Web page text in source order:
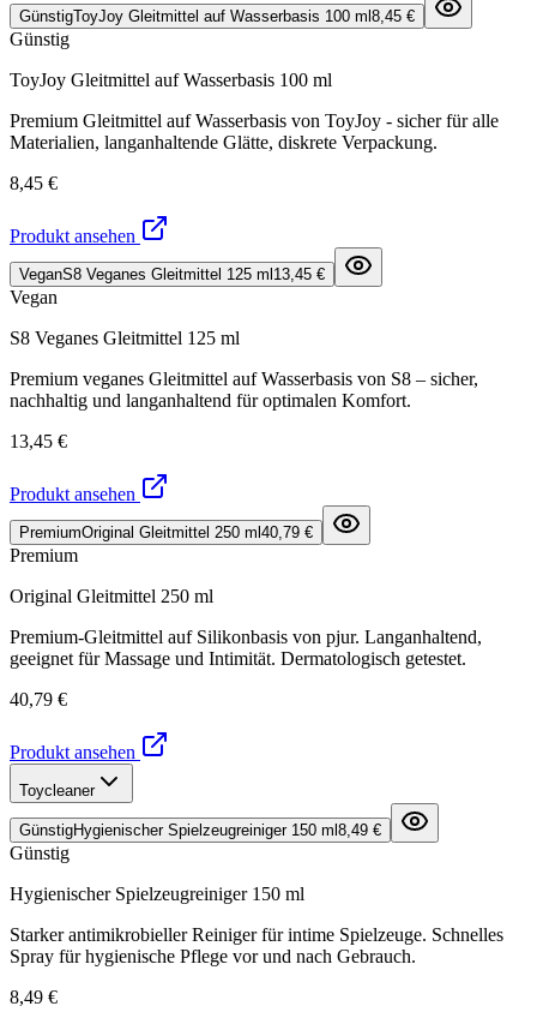
GünstigToyJoy Gleitmittel auf Wasserbasis 100 ml 8,45 €
Günstig
ToyJoy Gleitmittel auf Wasserbasis 100 ml
Premium Gleitmittel auf Wasserbasis von ToyJoy - sicher für alle
Materialien, langanhaltende Glätte, diskrete Verpackung.
8,45 €
Produkt ansehen
VeganS8 Veganes Gleitmittel 125 ml 13,45 €
Vegan
S8 Veganes Gleitmittel 125 ml
Premium veganes Gleitmittel auf Wasserbasis von S8 – sicher,
nachhaltig und langanhaltend für optimalen Komfort.
13,45 €
Produkt ansehen
PremiumOriginal Gleitmittel 250 ml 40,79 €
Premium
Original Gleitmittel 250 ml
Premium-Gleitmittel auf Silikonbasis von pjur. Langanhaltend,
geeignet für Massage und Intimität. Dermatologisch getestet.
40,79 €
Produkt ansehen
Toycleaner
GünstigHygienischer Spielzeugreiniger 150 ml 8,49 €
Günstig
Hygienischer Spielzeugreiniger 150 ml
Starker antimikrobieller Reiniger für intime Spielzeuge. Schnelles
Spray für hygienische Pflege vor und nach Gebrauch.
8,49 €